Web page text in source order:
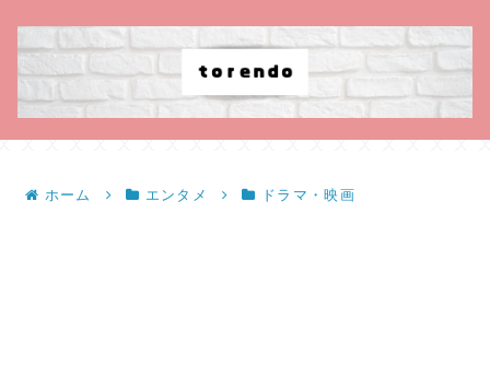
ホーム エンタメ ドラマ・映画